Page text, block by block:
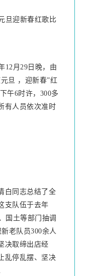
旦迎新春红歌比
月29日晚，由
旦 ，迎新春”红
午6时许，300多
有人员依次准时
白同志总结了全
支队伍于去年
国土等部门抽调
老队员300余人
决取缔出店经
乱停乱摆、坚决